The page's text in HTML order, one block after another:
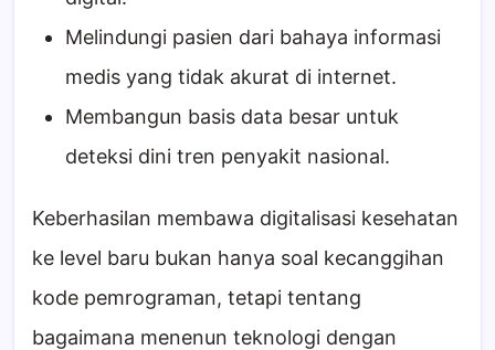
Melindungi pasien dari bahaya informasi
medis yang tidak akurat di internet.
Membangun basis data besar untuk
deteksi dini tren penyakit nasional.
Keberhasilan membawa digitalisasi kesehatan
ke level baru bukan hanya soal kecanggihan
kode pemrograman, tetapi tentang
bagaimana menenun teknologi dengan